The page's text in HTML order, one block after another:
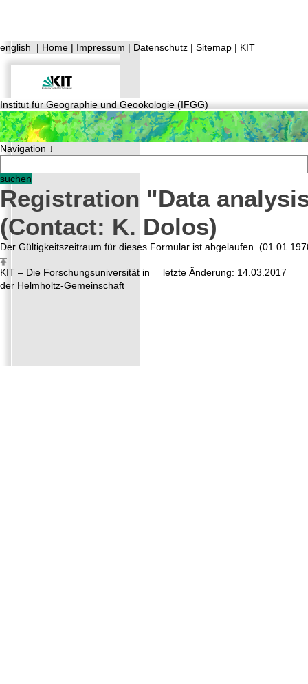
english | Home | Impressum | Datenschutz | Sitemap | KIT
Institut für Geographie und Geoökologie (IFGG)
Navigation ↓
Registration "Data
(Contact: K. Dolos)
Der Gültigkeitszeitraum für dieses Formular ist abgelaufen.
letzte Änderung: 14.03.2017
KIT – Die Forschungsuniversität in
der Helmholtz-Gemeinschaft